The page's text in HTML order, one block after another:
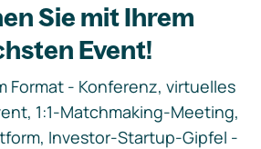
Sie mit Ihrem
Event!
Format - Konferenz, virtuelles
1:1-Matchmaking-Meeting,
Investor-Startup-Gipfel -